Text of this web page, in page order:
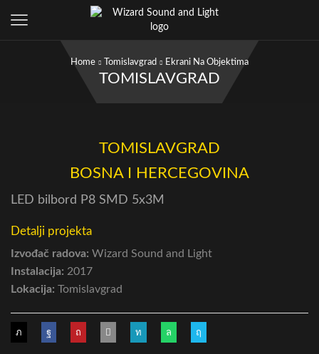
Home Tomislavgrad Ekrani Na Objektima
TOMISLAVGRAD
TOMISLAVGRAD
BOSNA I HERCEGOVINA
LED bilbord P8 SMD 5x3M
Detalji projekta
Izvođač radova: Wizard Sound and Light
Instalacija: 2017
Lokacija: Tomislavgrad